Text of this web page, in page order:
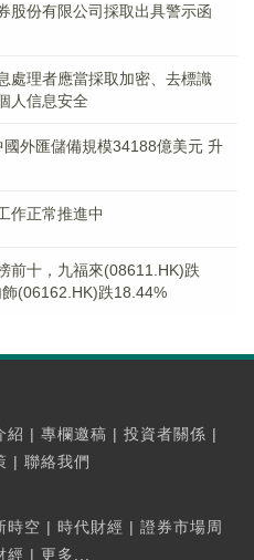
股份有限公司採取出具警示函
處理者應當採取加密、去標識
人信息安全
外匯儲備規模34188億美元 升
作正常推進中
前十，九福來(08611.HK)跌
(06162.HK)跌18.44%
紹 | 專欄邀稿 | 投資者關係 |
| 聯絡我們
時空 | 時代財經 | 證券市場周
經 | 更多...